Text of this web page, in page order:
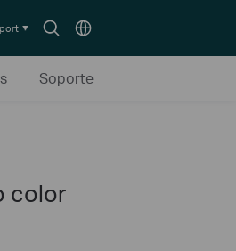
SearchChoose
Soporte
color